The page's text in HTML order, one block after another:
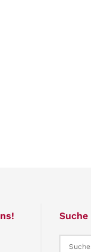
Suche